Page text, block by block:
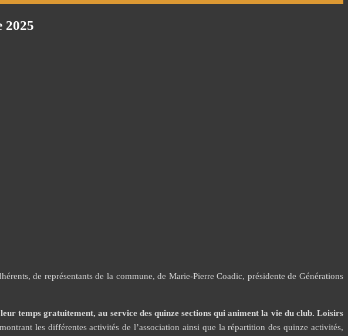
2025
de représentants de la commune, de Marie-Pierre Coadic, présidente de Générations
temps gratuitement, au service des quinze sections qui animent la vie du club. Loisirs
les différentes activités de l’association ainsi que la répartition des quinze activités,